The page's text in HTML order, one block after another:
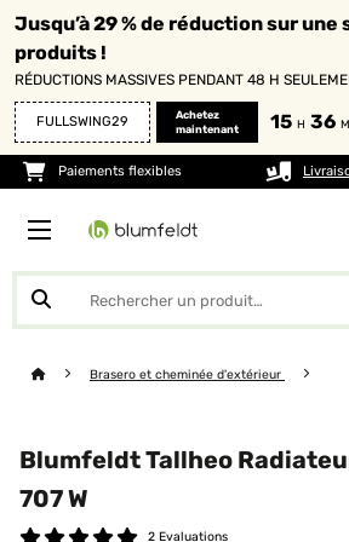
Jusqu’à 29 % de réduction sur une
produits !
RÉDUCTIONS MASSIVES PENDANT 48 H
FULLSWING29
Achetez
maintenant
15 H 36 M
Paiements flexibles
Brasero et cheminée d'extérieur
Blumfeldt Tallheo
707 W
2 Evaluations